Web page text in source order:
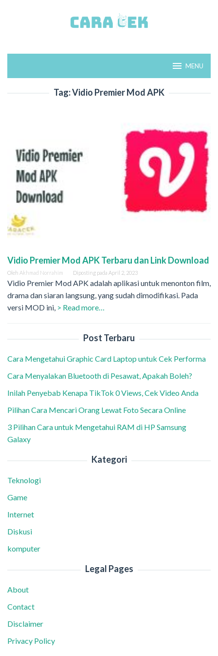
MENU
Tag:Vidio Premier Mod APK
Vidio Premier Mod APK Terbaru dan Link Download
Oleh Akhmad Norrahim Diposting pada April 2, 2023
Vidio Premier Mod APK adalah aplikasi untuk menonton film,
drama dan siaran langsung, yang sudah dimodifikasi. Pada
versi MOD ini, > Read more…
Post Terbaru
Cara Mengetahui Graphic Card Laptop untuk Cek Performa
Cara Menyalakan Bluetooth di Pesawat, Apakah Boleh?
Inilah Penyebab Kenapa TikTok 0 Views, Cek Video Anda
Pilihan Cara Mencari Orang Lewat Foto Secara Online
3 Pilihan Cara untuk Mengetahui RAM di HP Samsung
Galaxy
Kategori
Teknologi
Game
Internet
Diskusi
komputer
Legal Pages
About
Contact
Disclaimer
Privacy Policy